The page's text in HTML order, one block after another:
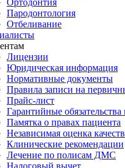
Ортодонтия
Пародонтология
Отбеливание
Лицензии
Юридическая информация
Нормативные документы
Правила записи на
Прайс-лист
Гарантийные
Памятка о правах пациента
Независимая оценка
Клинические рекомендации
Лечение по полисам ДМС
Налоговый вычет